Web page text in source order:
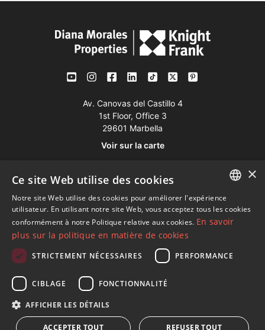
Av. Canovas del Castillo 4
1st Floor, Office 3
29601 Marbella
Voir sur la carte
Tél:+34 952 765 138
Mob:+34 601 636 766
Whatsapp:+34 952 765 138
info@dmproperties.com
www.dmproperties.com
© Copyright 1989 - 2026 Diana Morales Properties Knight
Frank ·
Termes et conditions d'utilisation du site Web
Web et référencement
ENGLISH
SPANISH
×
Ce site Web utilise des cookies
Notre site Web utilise des cookies pour améliorer l'expérience
utilisateur. En utilisant notre site Web, vous acceptez tous les cookies
conformément à notre Politique relative aux cookies. En savoir
plus sur la politique en matière de cookies
STRICTEMENT NÉCESSAIRES PERFORMANCE
CIBLAGE FONCTIONNALITÉ
AFFICHER LES DÉTAILS
ACCEPTER TOUT REFUSER TOUT